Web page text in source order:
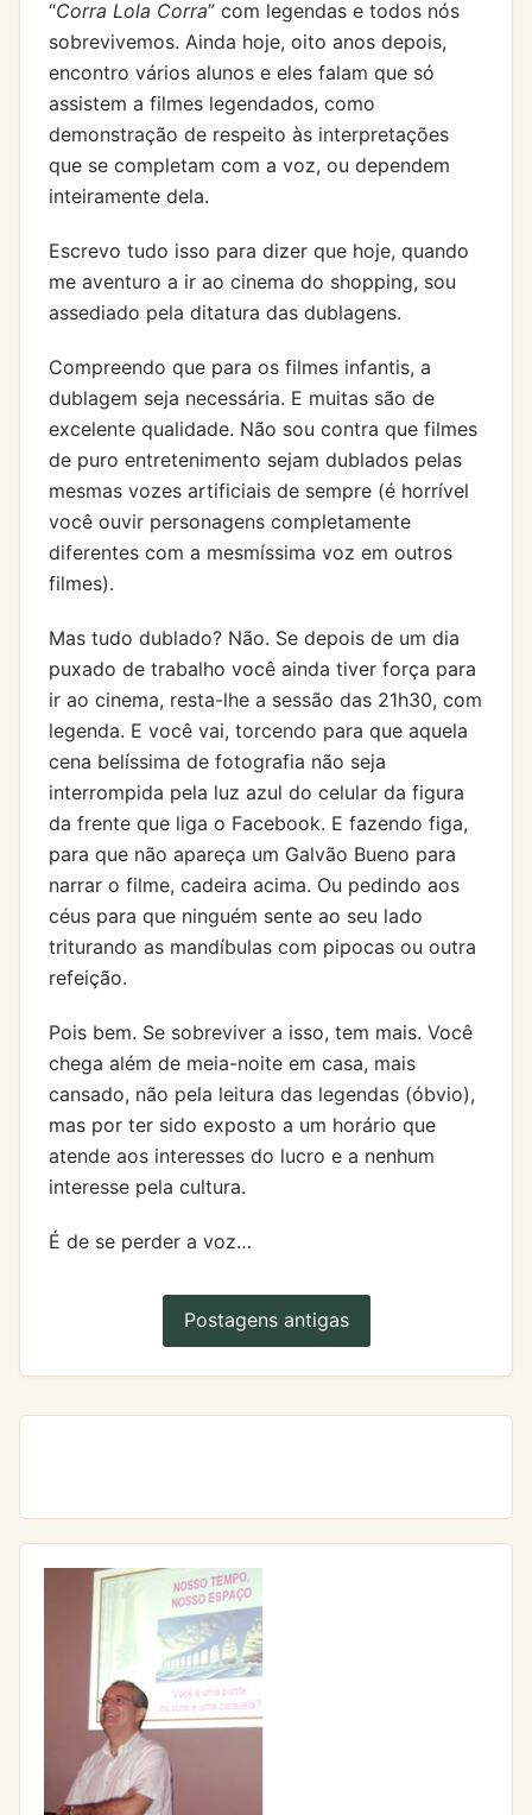
“Corra Lola Corra” com legendas e todos nós
sobrevivemos. Ainda hoje, oito anos depois,
encontro vários alunos e eles falam que só
assistem a filmes legendados, como
demonstração de respeito às interpretações
que se completam com a voz, ou dependem
inteiramente dela.
Escrevo tudo isso para dizer que hoje, quando
me aventuro a ir ao cinema do shopping, sou
assediado pela ditatura das dublagens.
Compreendo que para os filmes infantis, a
dublagem seja necessária. E muitas são de
excelente qualidade. Não sou contra que filmes
de puro entretenimento sejam dublados pelas
mesmas vozes artificiais de sempre (é horrível
você ouvir personagens completamente
diferentes com a mesmíssima voz em outros
filmes).
Mas tudo dublado? Não. Se depois de um dia
puxado de trabalho você ainda tiver força para
ir ao cinema, resta-lhe a sessão das 21h30, com
legenda. E você vai, torcendo para que aquela
cena belíssima de fotografia não seja
interrompida pela luz azul do celular da figura
da frente que liga o Facebook. E fazendo figa,
para que não apareça um Galvão Bueno para
narrar o filme, cadeira acima. Ou pedindo aos
céus para que ninguém sente ao seu lado
triturando as mandíbulas com pipocas ou outra
refeição.
Pois bem. Se sobreviver a isso, tem mais. Você
chega além de meia-noite em casa, mais
cansado, não pela leitura das legendas (óbvio),
mas por ter sido exposto a um horário que
atende aos interesses do lucro e a nenhum
interesse pela cultura.
É de se perder a voz…
Postagens antigas